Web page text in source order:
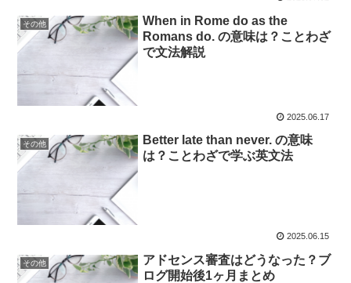
その他
When in Rome do as the
Romans do. の意味は？ことわざ
で文法解説
2025.06.17
その他
Better late than never. の意味
は？ことわざで学ぶ英文法
2025.06.15
その他
アドセンス審査はどうなった？ブ
ログ開始後1ヶ月まとめ